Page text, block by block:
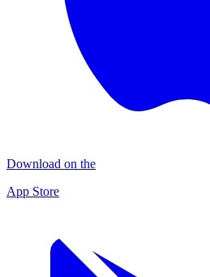
Download on the
App Store